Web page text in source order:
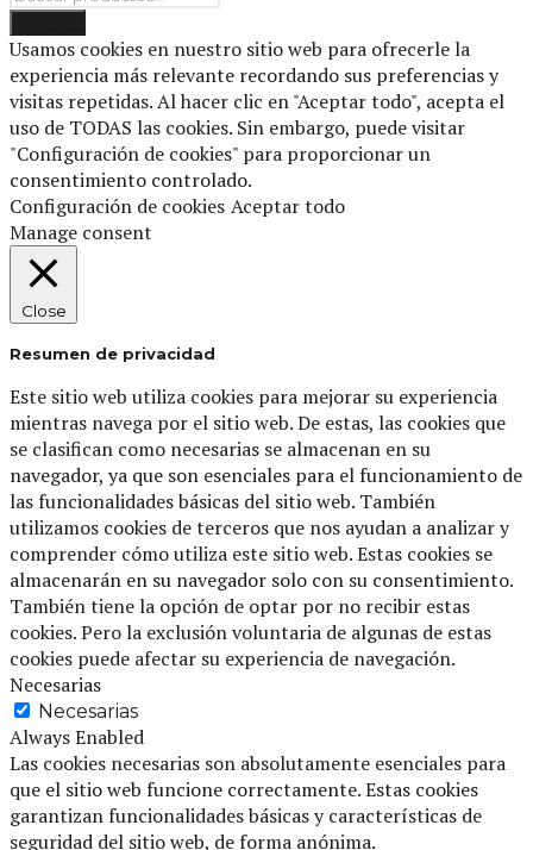
Usamos cookies en nuestro sitio web para ofrecerle la
experiencia más relevante recordando sus preferencias y
visitas repetidas. Al hacer clic en "Aceptar todo", acepta el
uso de TODAS las cookies. Sin embargo, puede visitar
"Configuración de cookies" para proporcionar un
consentimiento controlado.
Configuración de cookies Aceptar todo
Manage consent
Close
Resumen de privacidad
Este sitio web utiliza cookies para mejorar su experiencia
mientras navega por el sitio web. De estas, las cookies que
se clasifican como necesarias se almacenan en su
navegador, ya que son esenciales para el funcionamiento de
las funcionalidades básicas del sitio web. También
utilizamos cookies de terceros que nos ayudan a analizar y
comprender cómo utiliza este sitio web. Estas cookies se
almacenarán en su navegador solo con su consentimiento.
También tiene la opción de optar por no recibir estas
cookies. Pero la exclusión voluntaria de algunas de estas
cookies puede afectar su experiencia de navegación.
Necesarias
Necesarias
Always Enabled
Las cookies necesarias son absolutamente esenciales para
que el sitio web funcione correctamente. Estas cookies
garantizan funcionalidades básicas y características de
seguridad del sitio web, de forma anónima.